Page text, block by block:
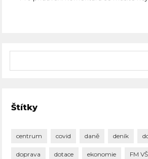
Štítky
centrum covid daně deník
doprava dotace ekonomie FM